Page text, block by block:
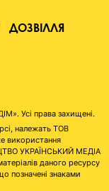
ДОЗВІЛЛЯ
Усі права захищені.
належать ТОВ
використання
УКРАЇНСЬКИЙ МЕДІА
даного ресурсу
позначені знаками